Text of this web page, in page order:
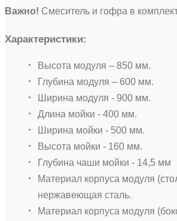
Важно! Смеситель и гофра в
Характеристики:
Высота модуля – 850 мм.
Глубина модуля – 600 мм.
Ширина модуля - 900 мм.
Длина мойки - 400 мм.
Ширина мойки - 500 мм.
Высота мойки - 160 мм.
Глубина чаши мойки - 14,5 мм
Материал корпуса модуля
нержавеющая сталь.
Материал корпуса модуля